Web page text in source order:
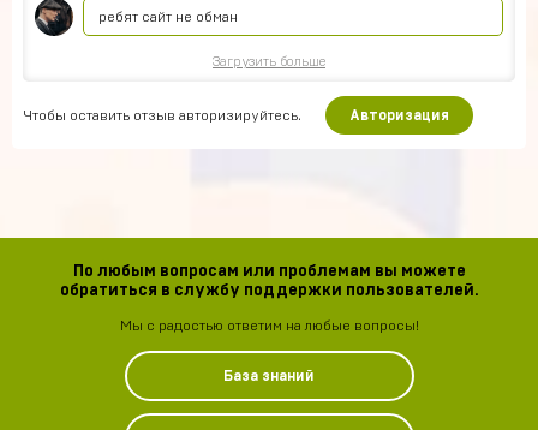
ребят сайт не обман
Загрузить больше
Чтобы оставить отзыв авторизируйтесь. Авторизация
По любым вопросам или проблемам вы можете
обратиться в службу поддержки пользователей.
Мы с радостью ответим на любые вопросы!
База знаний